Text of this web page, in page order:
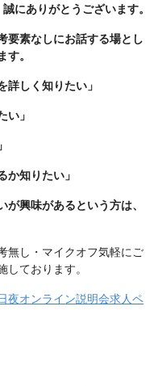
にありがとうございます。
要素なしにお話する場とし
。
詳しく知りたい」
い」
か知りたい」
興味があるという方は、
無し・マイクオフ気軽にご
ております。
夜オンライン説明会求人ペ